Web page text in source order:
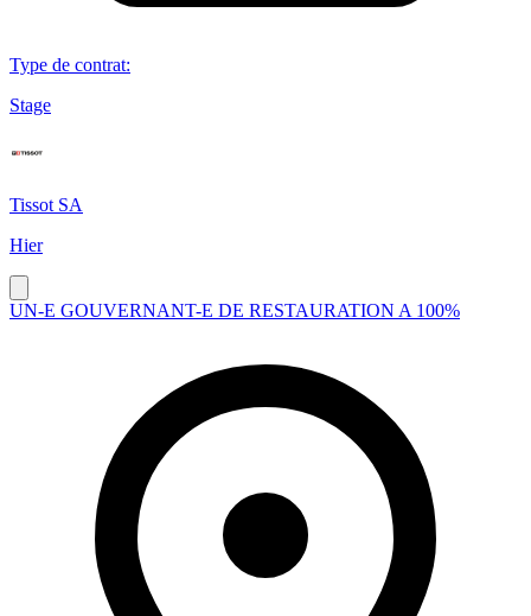
Type de contrat:
Stage
Tissot SA
Hier
UN-E GOUVERNANT-E DE RESTAURATION A 100%